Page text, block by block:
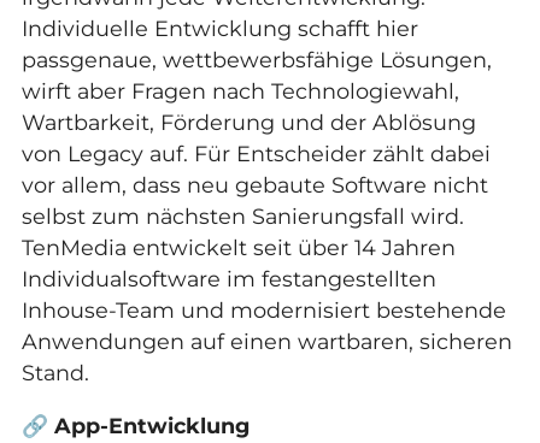
Individuelle Entwicklung schafft hier
passgenaue, wettbewerbsfähige Lösungen,
wirft aber Fragen nach Technologiewahl,
Wartbarkeit, Förderung und der Ablösung
von Legacy auf. Für Entscheider zählt dabei
vor allem, dass neu gebaute Software nicht
selbst zum nächsten Sanierungsfall wird.
TenMedia entwickelt seit über 14 Jahren
Individualsoftware im festangestellten
Inhouse-Team und modernisiert bestehende
Anwendungen auf einen wartbaren, sicheren
Stand.
🔗 App-Entwicklung